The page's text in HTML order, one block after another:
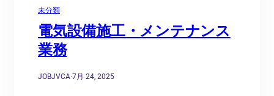
未分類
電気設備施工・メンテナンス
業務
JOBJVCA·7月 24, 2025